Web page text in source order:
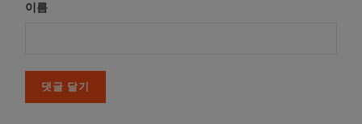
이름